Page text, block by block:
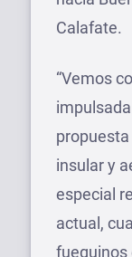
Calafate.
“Vemos
insular y
especial
actual,
fueguinos